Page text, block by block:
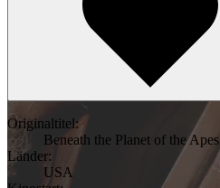
Originaltitel:
Beneath the Planet of the Apes
Länder:
USA